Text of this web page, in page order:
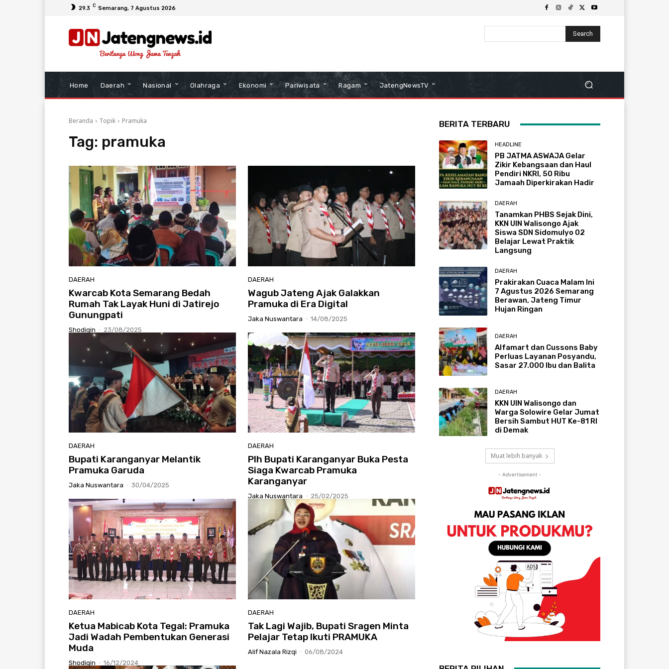
29.3 C Semarang, 7 Agustus 2026
Search
Home Daerah Nasional Olahraga Ekonomi Pariwisata Ragam JatengNewsTV
Beranda Topik Pramuka
Tag: pramuka
DAERAH
Kwarcab Kota Semarang Bedah
Rumah Tak Layak Huni di Jatirejo
Gunungpati
Shodiqin - 23/08/2025
DAERAH
Wagub Jateng Ajak Galakkan
Pramuka di Era Digital
Jaka Nuswantara - 14/08/2025
DAERAH
Bupati Karanganyar Melantik
Pramuka Garuda
Jaka Nuswantara - 30/04/2025
DAERAH
Plh Bupati Karanganyar Buka Pesta
Siaga Kwarcab Pramuka
Karanganyar
Jaka Nuswantara - 25/02/2025
DAERAH
Ketua Mabicab Kota Tegal: Pramuka
Jadi Wadah Pembentukan Generasi
Muda
Shodiqin - 16/12/2024
DAERAH
Tak Lagi Wajib, Bupati Sragen Minta
Pelajar Tetap Ikuti PRAMUKA
Alif Nazala Rizqi - 06/08/2024
BERITA TERBARU
HEADLINE
PB JATMA ASWAJA Gelar
Zikir Kebangsaan dan Haul
Pendiri NKRI, 50 Ribu
Jamaah Diperkirakan Hadir
DAERAH
Tanamkan PHBS Sejak Dini,
KKN UIN Walisongo Ajak
Siswa SDN Sidomulyo 02
Belajar Lewat Praktik
Langsung
DAERAH
Prakirakan Cuaca Malam Ini
7 Agustus 2026 Semarang
Berawan, Jateng Timur
Hujan Ringan
DAERAH
Alfamart dan Cussons Baby
Perluas Layanan Posyandu,
Sasar 27.000 Ibu dan Balita
DAERAH
KKN UIN Walisongo dan
Warga Solowire Gelar Jumat
Bersih Sambut HUT Ke-81 RI
di Demak
Muat lebih banyak
- Advertisement -